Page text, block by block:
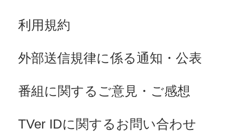
利用規約
外部送信規律に係る通知・公表
番組に関するご意見・ご感想
TVer IDに関するお問い合わせ